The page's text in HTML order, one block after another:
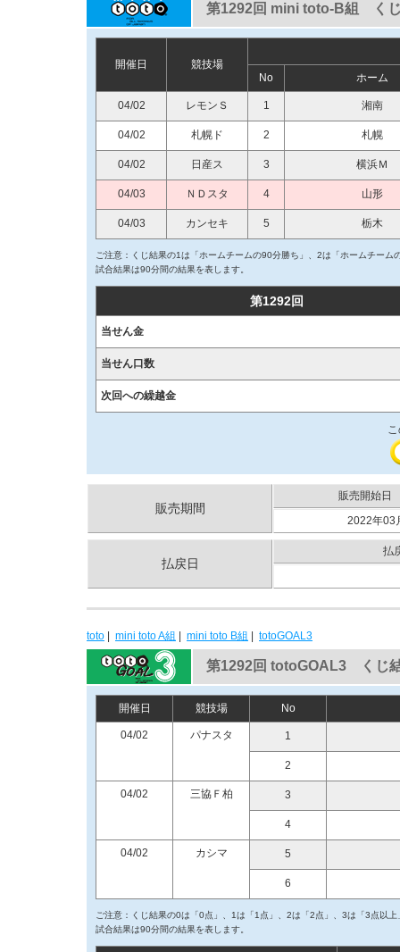
第1292回 mini toto-B組 く
開催日
競技場
No
ホーム
04/02 レモンＳ 1 湘南
04/02 札幌ド 2 札幌
04/02 日産ス 3 横浜Ｍ
04/03 ＮＤスタ 4 山形
04/03 カンセキ 5 栃木
ご注意：くじ結果の1は「ホームチームの90分勝ち」、2は「ホームチーム
試合結果は90分間の結果を表します。
第1292回
当せん金
当せん口数
次回への繰越金
販売期間
販売開始日
2022年03
払戻日
払
toto mini toto A組 mini toto B組 totoGOAL3
第1292回 totoGOAL3 くじ
開催日 競技場 No
04/02 パナスタ 1
2
04/02 三協Ｆ柏 3
4
04/02 カシマ 5
6
ご注意：くじ結果の0は「0点」、1は「1点」、2は「2点」、3は「3点以上
試合結果は90分間の結果を表します。